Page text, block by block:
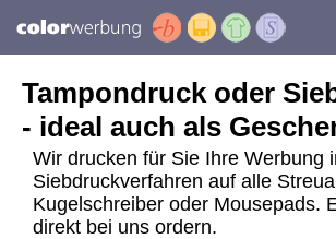
Tampondruck oder
- ideal auch als
Wir drucken für Sie Ihre Werbung
Siebdruckverfahren auf alle
Kugelschreiber oder Mousepads.
direkt bei uns ordern.